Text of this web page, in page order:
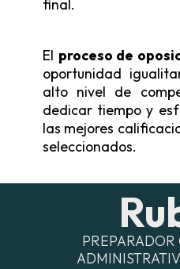
final.
El proceso de
oportunidad
alto nivel de
dedicar tiempo y
las mejores
seleccionados.